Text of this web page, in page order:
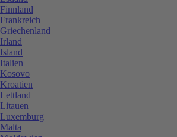
Finnland
Frankreich
Griechenland
Irland
Island
Italien
Kosovo
Kroatien
Lettland
Litauen
Luxemburg
Malta